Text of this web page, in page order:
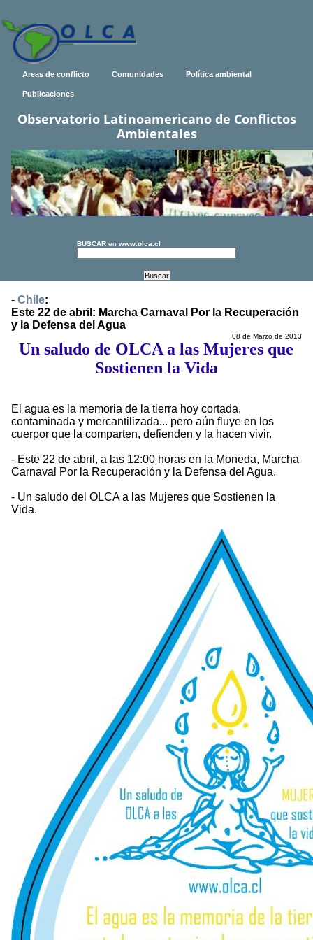
Areas de conflicto Comunidades Política ambiental
Publicaciones
Observatorio Latinoamericano de Conflictos
Ambientales
BUSCAR en www.olca.cl
- Chile:
Este 22 de abril: Marcha Carnaval Por la Recuperación
y la Defensa del Agua
08 de Marzo de 2013
Un saludo de OLCA a las Mujeres que
Sostienen la Vida
El agua es la memoria de la tierra hoy cortada,
contaminada y mercantilizada... pero aún fluye en los
cuerpor que la comparten, defienden y la hacen vivir.
- Este 22 de abril, a las 12:00 horas en la Moneda, Marcha
Carnaval Por la Recuperación y la Defensa del Agua.
- Un saludo del OLCA a las Mujeres que Sostienen la
Vida.